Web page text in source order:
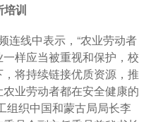
培训
线中表示，“农业劳动者
样应当被重视和保护，校
将持续链接优质资源，推
业劳动者都在安全健康的
组织中国和蒙古局局长李